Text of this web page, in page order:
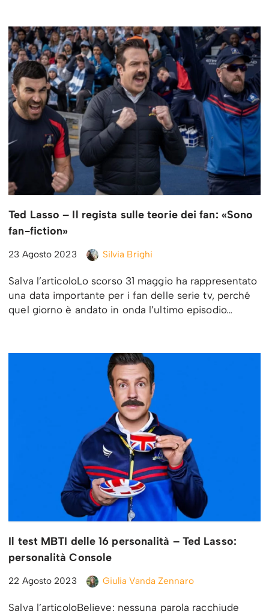
Ted Lasso – Il regista sulle teorie dei fan: «Sono
fan-fiction»
23 Agosto 2023 Silvia Brighi
Salva l’articoloLo scorso 31 maggio ha rappresentato
una data importante per i fan delle serie tv, perché
quel giorno è andato in onda l’ultimo episodio…
Il test MBTI delle 16 personalità – Ted Lasso:
personalità Console
22 Agosto 2023 Giulia Vanda Zennaro
Salva l’articoloBelieve: nessuna parola racchiude